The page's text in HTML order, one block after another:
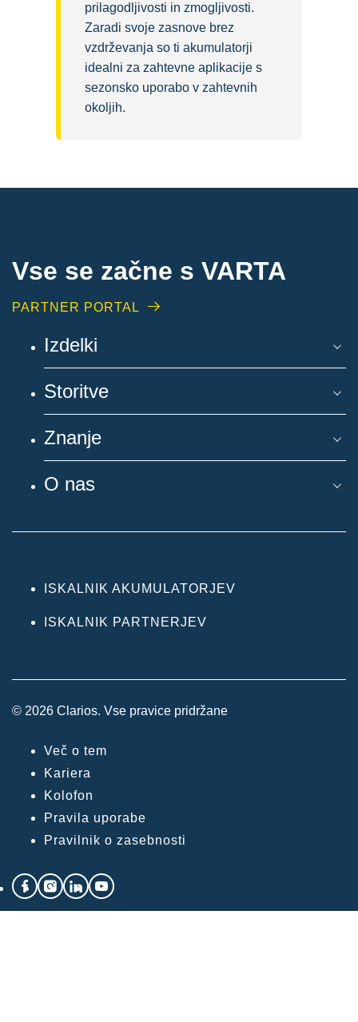
prilagodljivosti in zmogljivosti.
Zaradi svoje zasnove brez
vzdrževanja so ti akumulatorji
idealni za zahtevne aplikacije s
sezonsko uporabo v zahtevnih
okoljih.
Vse se začne s VARTA
PARTNER PORTAL
Izdelki
Storitve
Znanje
O nas
ISKALNIK AKUMULATORJEV
ISKALNIK PARTNERJEV
© 2026 Clarios. Vse pravice pridržane
Več o tem
Kariera
Kolofon
Pravila uporabe
Pravilnik o zasebnosti